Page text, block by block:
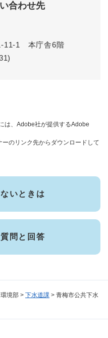
環境部 > 下水道課 > 青梅市公共下水
合わせ先
11-1 本庁舎6階
は、Adobe社が提供するAdobe
のリンク先からダウンロードして
いときは
問と回答